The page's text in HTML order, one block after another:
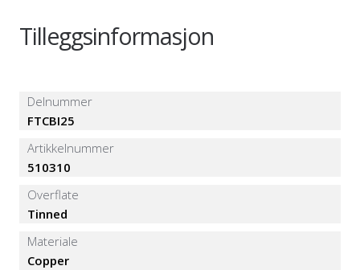
Tilleggsinformasjon
Delnummer
FTCBI25
Artikkelnummer
510310
Overflate
Tinned
Materiale
Copper